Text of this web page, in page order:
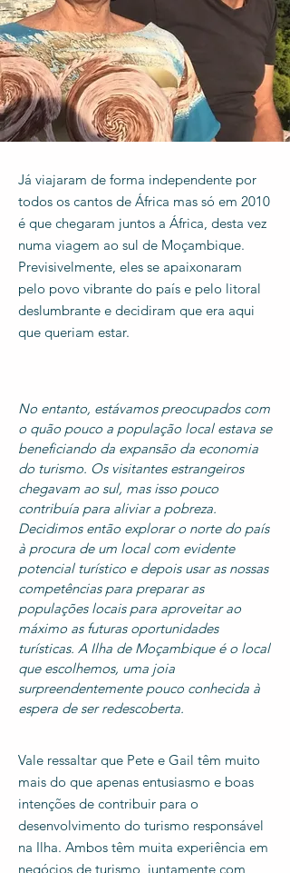
Já viajaram de forma independente por
todos os cantos de África mas só em 2010
é que chegaram juntos a África, desta vez
numa viagem ao sul de Moçambique.
Previsivelmente, eles se apaixonaram
pelo povo vibrante do país e pelo litoral
deslumbrante e decidiram que era aqui
que queriam estar.
No entanto, estávamos preocupados com
o quão pouco a população local estava se
beneficiando da expansão da economia
do turismo. Os visitantes estrangeiros
chegavam ao sul, mas isso pouco
contribuía para aliviar a pobreza.
Decidimos então explorar o norte do país
à procura de um local com evidente
potencial turístico e depois usar as nossas
competências para preparar as
populações locais para aproveitar ao
máximo as futuras oportunidades
turísticas. A Ilha de Moçambique é o local
que escolhemos, uma joia
surpreendentemente pouco conhecida à
espera de ser redescoberta.
Vale ressaltar que Pete e Gail têm muito
mais do que apenas entusiasmo e boas
intenções de contribuir para o
desenvolvimento do turismo responsável
na Ilha. Ambos têm muita experiência em
negócios de turismo, juntamente com